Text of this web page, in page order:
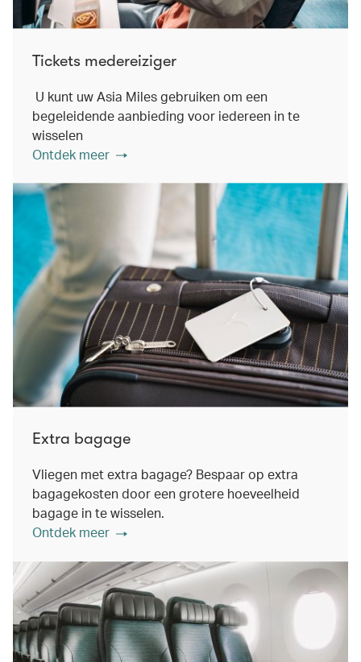
Tickets medereiziger
U kunt uw Asia Miles gebruiken om een ​​
begeleidende aanbieding voor iedereen in te
wisselen
Ontdek meer
Extra bagage
Vliegen met extra bagage? Bespaar op extra
bagagekosten door een grotere hoeveelheid
bagage in te wisselen.
Ontdek meer